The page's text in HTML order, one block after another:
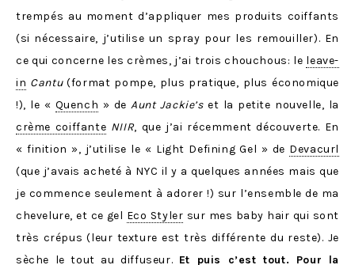
trempés au moment d’appliquer mes produits coiffants
(si nécessaire, j’utilise un spray pour les remouiller). En
ce qui concerne les crèmes, j’ai trois chouchous: le leave-
in Cantu(format pompe, plus pratique, plus économique
!), le « Quench » deAunt Jackie’set la petite nouvelle, la
crème coiffante NIIR, que j’ai récemment découverte. En
« finition », j’utilise le « Light Defining Gel » de Devacurl
(que j’avais acheté à NYC il y a quelques années mais que
je commence seulement à adorer !) sur l’ensemble de ma
chevelure, et ce gel Eco Styler sur mes baby hair qui sont
très crépus (leur texture est très différente du reste). Je
sèche le tout au diffuseur. Et puis c’est tout. Pour la